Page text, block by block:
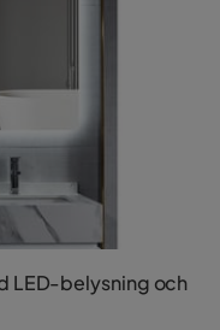
LED-belysning och